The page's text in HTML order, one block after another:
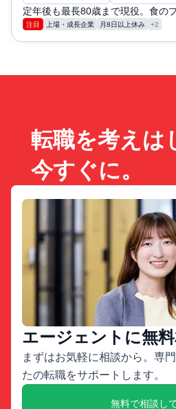
定年後も最長80歳まで現役。食の
注目 上場・成長企業 月8日以上休み +2
転職を考えは
今すぐに。
エージェントに無
まずはお気軽に相談から。専
たの転職をサポートします。
無料で相談し